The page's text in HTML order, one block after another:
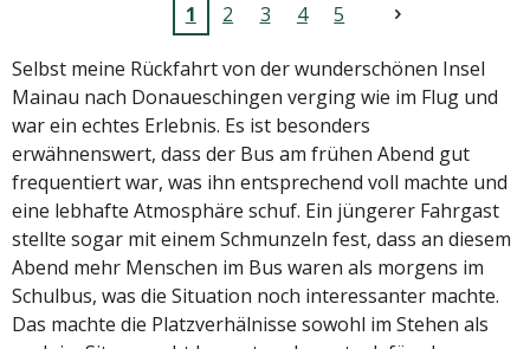
1 2 3 4 5
Selbst meine Rückfahrt von der wunderschönen Insel
Mainau nach Donaueschingen verging wie im Flug und
war ein echtes Erlebnis. Es ist besonders
erwähnenswert, dass der Bus am frühen Abend gut
frequentiert war, was ihn entsprechend voll machte und
eine lebhafte Atmosphäre schuf. Ein jüngerer Fahrgast
stellte sogar mit einem Schmunzeln fest, dass an diesem
Abend mehr Menschen im Bus waren als morgens im
Schulbus, was die Situation noch interessanter machte.
Das machte die Platzverhälnisse sowohl im Stehen als